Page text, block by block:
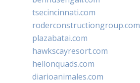
tsecincinnati.com
roderconstructiongroup.com
plazabatai.com
hawkscayresort.com
hellonquads.com
diarioanimales.com